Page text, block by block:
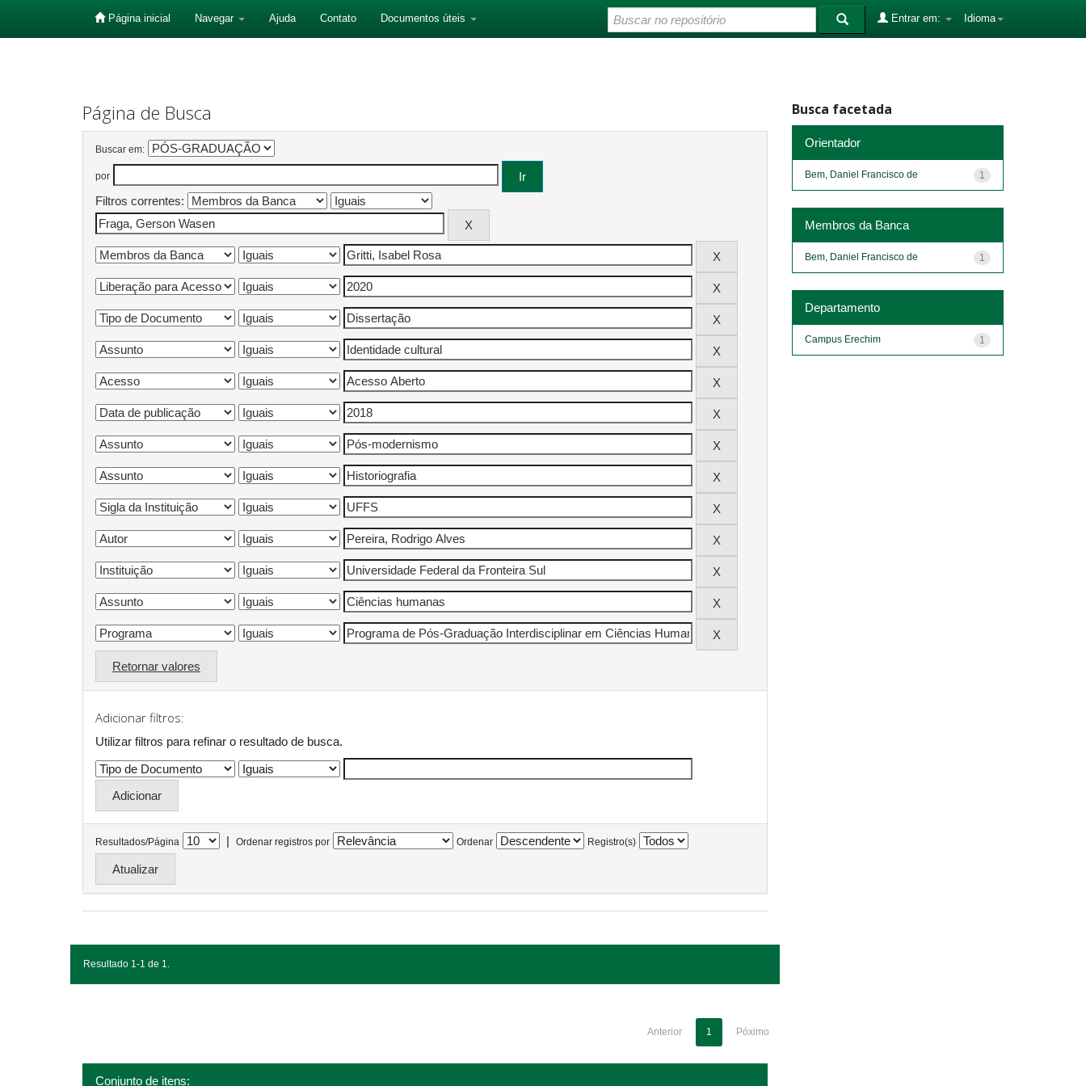
Página inicial Navegar Ajuda Contato Documentos úteis Idioma
Entrar em:
Página de Busca
Buscar em:
por
Filtros correntes:
Retornar valores
Adicionar filtros:
Utilizar filtros para refinar o resultado de busca.
Resultados/Página | Ordenar registros por Ordenar Registro(s)
Resultado 1-1 de 1.
Anterior 1 Póximo
Conjunto de itens:
Busca facetada
Orientador
1
Bem, Daniel Francisco de
Membros da Banca
1
Bem, Daniel Francisco de
Departamento
1
Campus Erechim